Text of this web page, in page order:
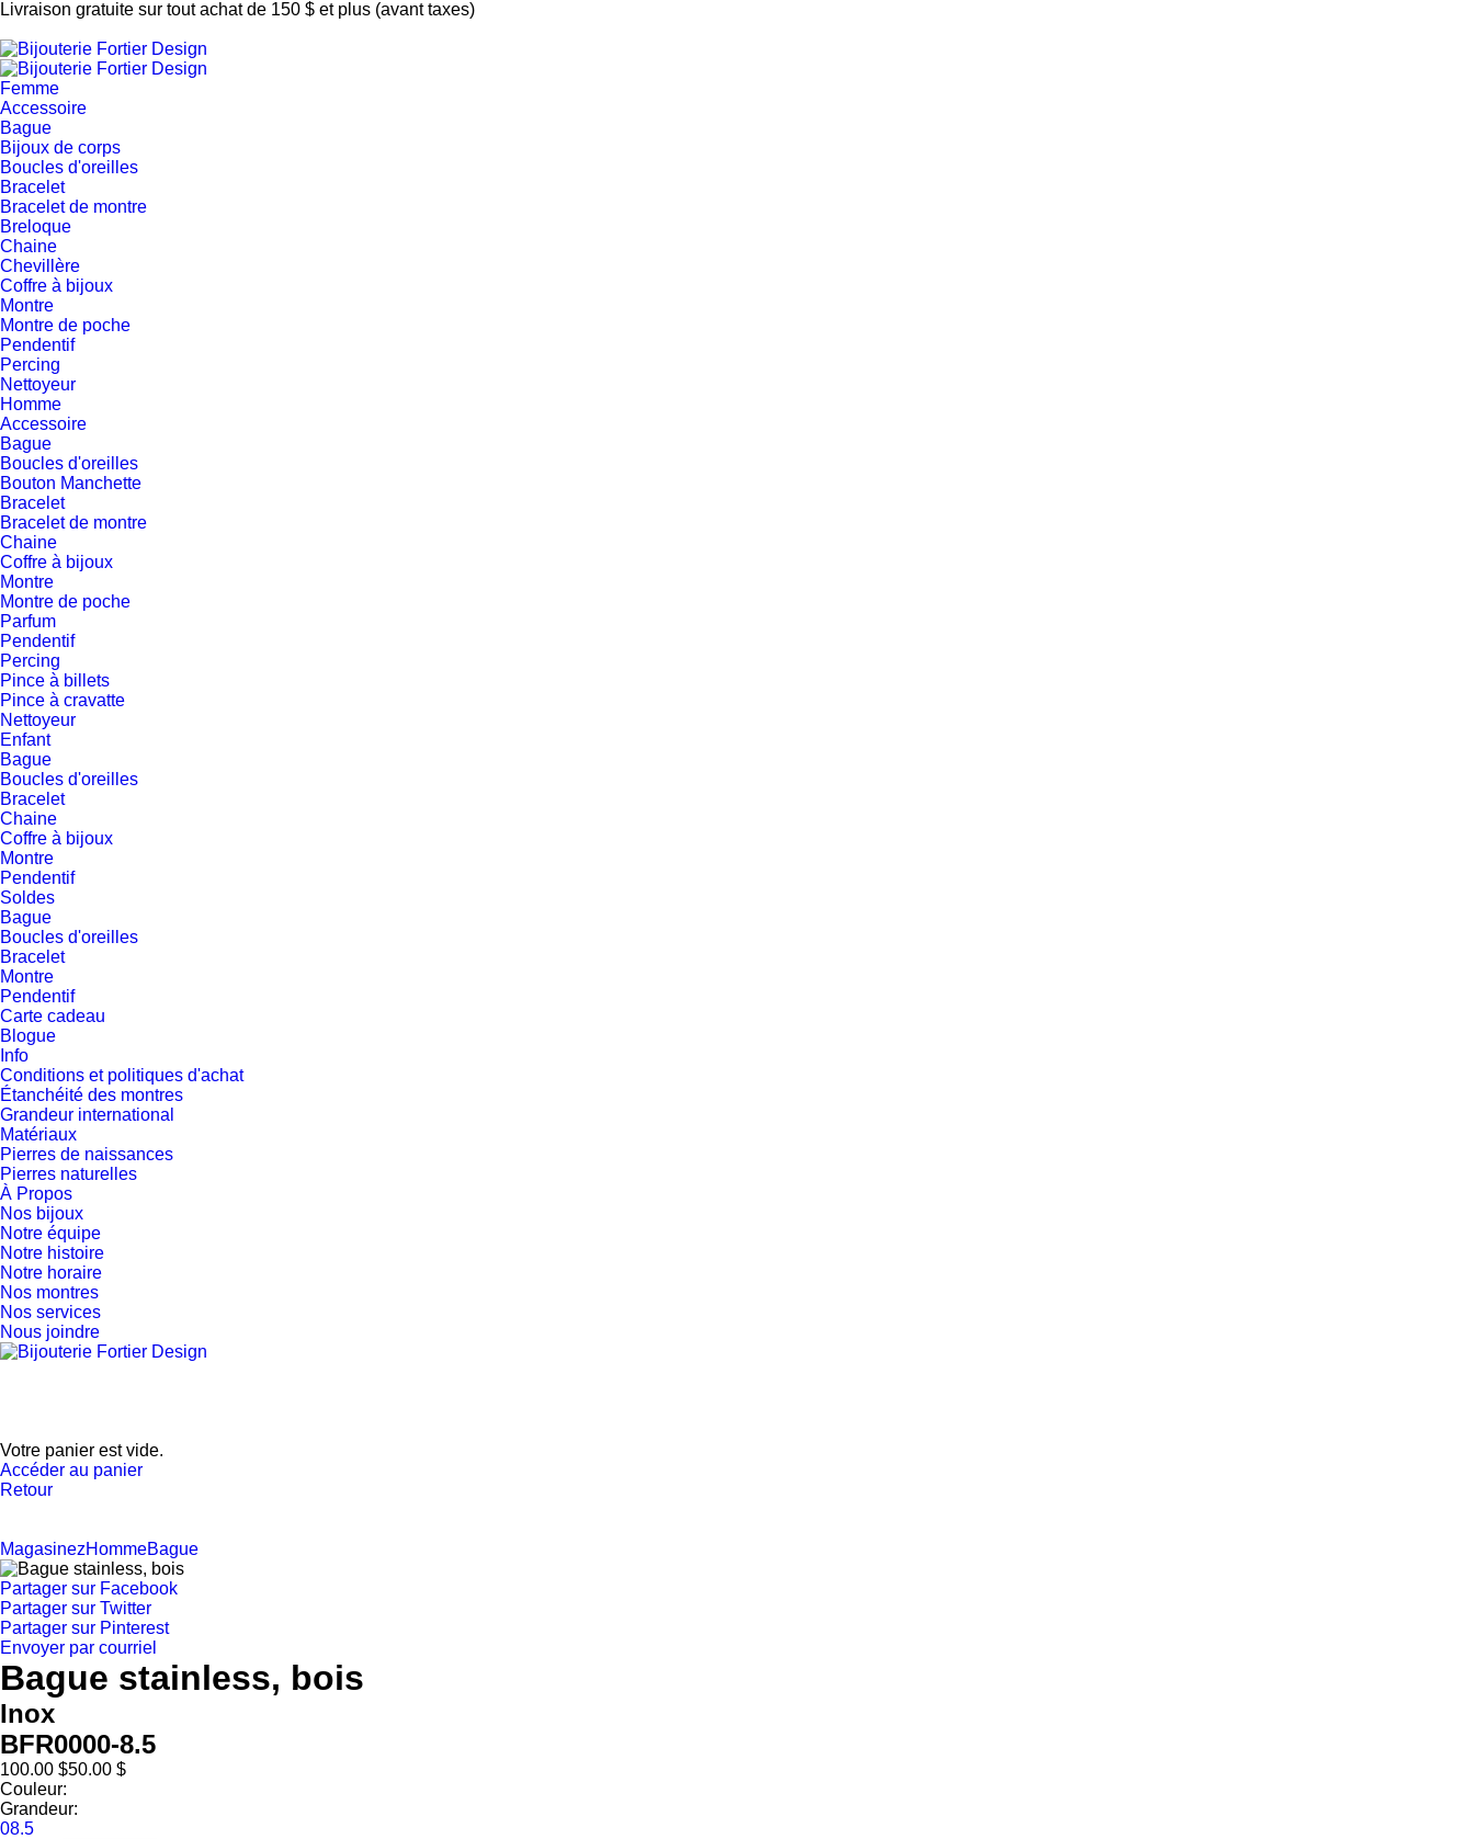
Livraison gratuite sur tout achat de 150 $ et plus (avant taxes)
Femme
Accessoire
Bague
Bijoux de corps
Boucles d'oreilles
Bracelet
Bracelet de montre
Breloque
Chaine
Chevillère
Coffre à bijoux
Montre
Montre de poche
Pendentif
Percing
Nettoyeur
Homme
Accessoire
Bague
Boucles d'oreilles
Bouton Manchette
Bracelet
Bracelet de montre
Chaine
Coffre à bijoux
Montre
Montre de poche
Parfum
Pendentif
Percing
Pince à billets
Pince à cravatte
Nettoyeur
Enfant
Bague
Boucles d'oreilles
Bracelet
Chaine
Coffre à bijoux
Montre
Pendentif
Soldes
Bague
Boucles d'oreilles
Bracelet
Montre
Pendentif
Carte cadeau
Blogue
Info
Conditions et politiques d'achat
Étanchéité des montres
Grandeur international
Matériaux
Pierres de naissances
Pierres naturelles
À Propos
Nos bijoux
Notre équipe
Notre histoire
Notre horaire
Nos montres
Nos services
Nous joindre
Votre panier est vide.
Accéder au panier
Retour
MagasinezHommeBague
Partager sur Facebook
Partager sur Twitter
Partager sur Pinterest
Envoyer par courriel
Bague stainless, bois
Inox
BFR0000-8.5
100.00 $50.00 $
Couleur:
Grandeur:
08.5